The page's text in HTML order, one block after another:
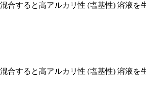
合すると高アルカリ性 (塩基性) 溶液を
合すると高アルカリ性 (塩基性) 溶液を